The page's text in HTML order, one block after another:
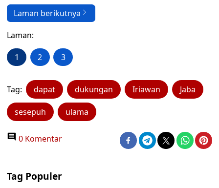
Laman berikutnya
Laman:
1 2 3
Tag: dapat dukungan Iriawan Jaba
sesepuh ulama
0 Komentar
Tag Populer